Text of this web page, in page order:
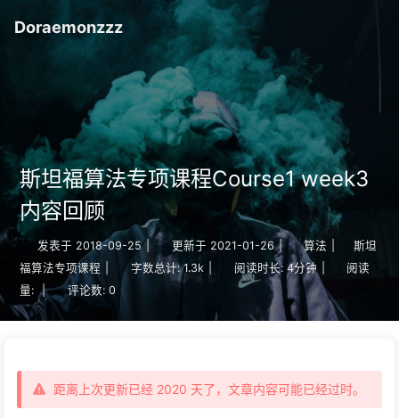
Doraemonzzz
斯坦福算法专项课程Course1 week3
内容回顾
发表于 2018-09-25 | 更新于 2021-01-26 | 算法
斯坦
福算法专项课程
字数总计: 1.3k 阅读时长: 4分钟
阅读
量: | 评论数: 0
距离上次更新已经 2020 天了，文章内容可能已经过时。